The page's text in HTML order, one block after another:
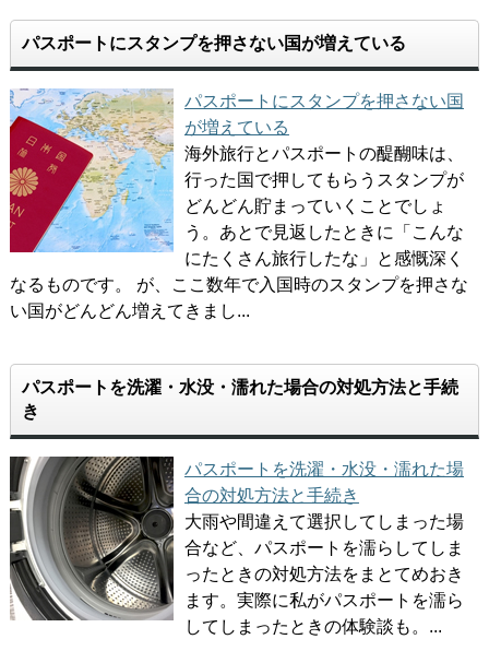
パスポートにスタンプを押さない国が増えている
パスポートにスタンプを押さない国
が増えている
海外旅行とパスポートの醍醐味は、
行った国で押してもらうスタンプが
どんどん貯まっていくことでしょ
う。あとで見返したときに「こんな
にたくさん旅行したな」と感慨深く
なるものです。 が、ここ数年で入国時のスタンプを押さな
い国がどんどん増えてきまし...
パスポートを洗濯・水没・濡れた場合の対処方法と手続
き
パスポートを洗濯・水没・濡れた場
合の対処方法と手続き
大雨や間違えて選択してしまった場
合など、パスポートを濡らしてしま
ったときの対処方法をまとてめおき
ます。実際に私がパスポートを濡ら
してしまったときの体験談も。...